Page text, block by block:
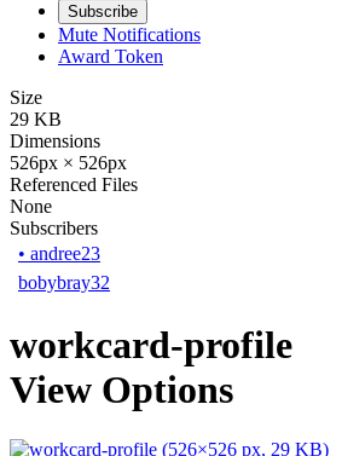
Subscribe
Mute Notifications
Award Token
Size
29 KB
Dimensions
526px × 526px
Referenced Files
None
Subscribers
• andree23
bobybray32
workcard-profile
View Options